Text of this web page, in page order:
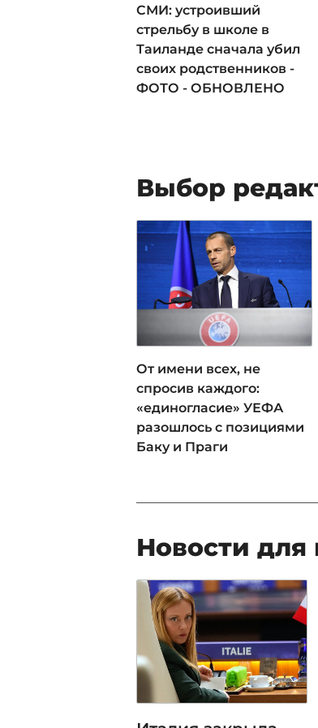
СМИ: устроивший
стрельбу в школе в
Таиланде сначала убил
своих родственников -
ФОТО - ОБНОВЛЕНО
Выбор
От имени всех, не
спросив каждого:
«единогласие» УЕФА
разошлось с позициями
Баку и Праги
Новости для